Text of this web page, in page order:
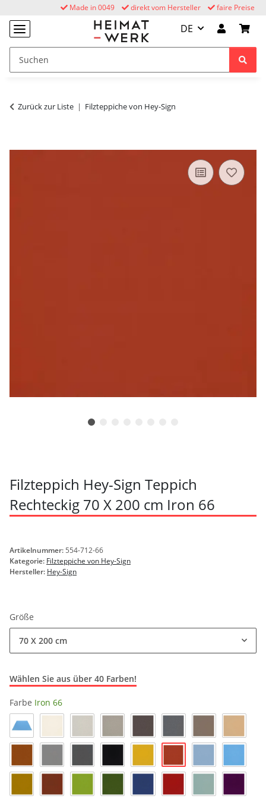
faire Preise
direkt vom Hersteller
Made in 0049
DE
Zurück zur Liste Filzteppiche von Hey-Sign
Filzteppich Hey-Sign Teppich
Rechteckig 70 X 200 cm Iron 66
Artikelnummer: 554-712-66
Kategorie: Filzteppiche von Hey-Sign
Hersteller: Hey-Sign
Größe
70 X 200 cm
Wählen Sie aus über 40 Farben!
Farbe Iron 66
Himmel_33Wollweiss 03Marmor 06Hellmeliert 07
Pepper 47Anthrazit 01Taupe 35
Walnuss 29Hellgrau 16Taubengrau 17
Schwarz 02Curry 23Iron 66 Pastellblau 19
Himmel